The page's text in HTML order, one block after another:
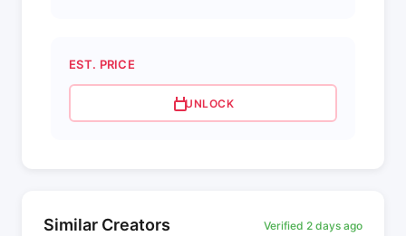
EST. PRICE
UNLOCK
Similar Creators Verified 2 days ago